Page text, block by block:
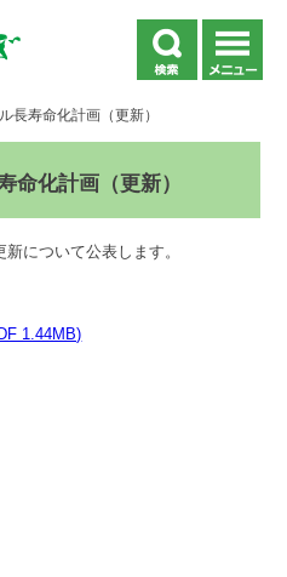
長寿命化計画（更新）
命化計画（更新）
について公表します。
1.44MB)